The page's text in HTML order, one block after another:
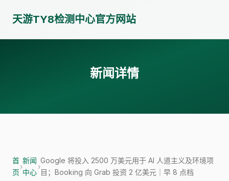
天游TY8检测中心官方网站
新闻详情
首
页
›
新闻
中心
›
Google 将投入 2500 万美元用于 AI 人道主义及环境项
目；Booking 向 Grab 投资 2 亿美元｜早 8 点档